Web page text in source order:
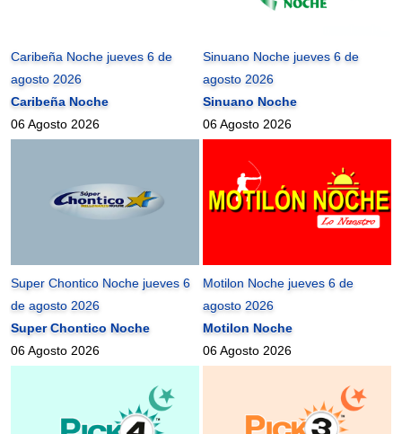
Caribeña Noche jueves 6 de
agosto 2026
Caribeña Noche
06 Agosto 2026
Sinuano Noche jueves 6 de
agosto 2026
Sinuano Noche
06 Agosto 2026
Super Chontico Noche jueves 6
de agosto 2026
Super Chontico Noche
06 Agosto 2026
Motilon Noche jueves 6 de
agosto 2026
Motilon Noche
06 Agosto 2026